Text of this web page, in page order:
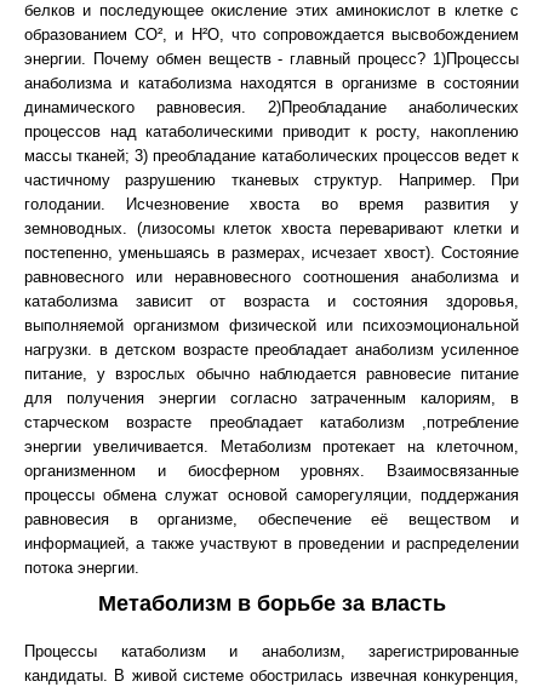
белков и последующее окисление этих аминокислот в клетке с
образованием СО², и Н²О, что сопровождается высвобождением
энергии. Почему обмен веществ - главный процесс? 1)Процессы
анаболизма и катаболизма находятся в организме в состоянии
динамического равновесия. 2)Преобладание анаболических
процессов над катаболическими приводит к росту, накоплению
массы тканей; 3) преобладание катаболических процессов ведет к
частичному разрушению тканевых структур. Например. При
голодании. Исчезновение хвоста во время развития у
земноводных. (лизосомы клеток хвоста переваривают клетки и
постепенно, уменьшаясь в размерах, исчезает хвост). Состояние
равновесного или неравновесного соотношения анаболизма и
катаболизма зависит от возраста и состояния здоровья,
выполняемой организмом физической или психоэмоциональной
нагрузки. в детском возрасте преобладает анаболизм усиленное
питание, у взрослых обычно наблюдается равновесие питание
для получения энергии согласно затраченным калориям, в
старческом возрасте преобладает катаболизм ,потребление
энергии увеличивается. Метаболизм протекает на клеточном,
организменном и биосферном уровнях. Взаимосвязанные
процессы обмена служат основой саморегуляции, поддержания
равновесия в организме, обеспечение её веществом и
информацией, а также участвуют в проведении и распределении
потока энергии.
Метаболизм в борьбе за власть
Процессы катаболизм и анаболизм, зарегистрированные
кандидаты. В живой системе обострилась извечная конкуренция,